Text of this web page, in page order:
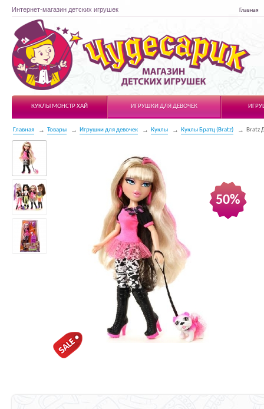
Интернет-магазин детских игрушек Главная
Чудесарик
КУКЛЫ МОНСТР ХАЙ
ИГРУШКИ ДЛЯ ДЕВОЧЕК
Главная Товары Игрушки для девочек Куклы Куклы Братц (Bratz) Bratz
50%